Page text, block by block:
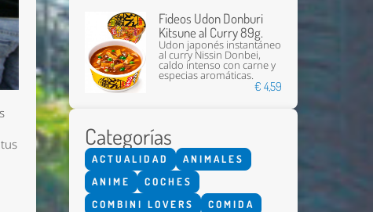
Fideos Udon Donburi
Kitsune al Curry 89g.
Udon japonés instantáneo
al curry Nissin Donbei,
caldo intenso con carne y
especias aromáticas.
€ 4,59
Categorías
ACTUALIDAD
ANIMALES
ANIME
COCHES
COMBINI LOVERS
COMIDA
Enviar